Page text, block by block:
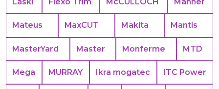
Mateus MaxCUT Makita Mantis
MasterYard Master Monferme MTD
Mega MURRAY Ikra mogatec ITC Power